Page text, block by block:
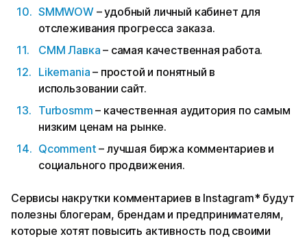
SMMWOW– удобный личный кабинет для
отслеживания прогресса заказа.
СММ Лавка – самая качественная работа.
Likemania – простой и понятный в
использовании сайт.
Turbosmm – качественная аудитория по самым
низким ценам на рынке.
Qcomment – лучшая биржа комментариев и
социального продвижения.
Сервисы накрутки комментариев в Instagram* будут
полезны блогерам, брендам и предпринимателям,
которые хотят повысить активность под своими